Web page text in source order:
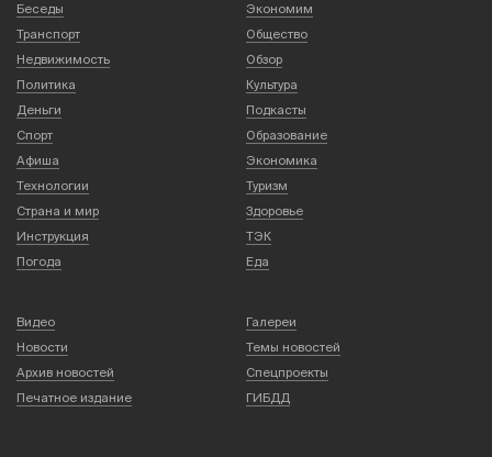
Беседы
Экономим
Транспорт
Общество
Недвижимость
Обзор
Политика
Культура
Деньги
Подкасты
Спорт
Образование
Афиша
Экономика
Технологии
Туризм
Страна и мир
Здоровье
Инструкция
ТЭК
Погода
Еда
Видео
Галереи
Новости
Темы новостей
Архив новостей
Спецпроекты
Печатное издание
ГИБДД